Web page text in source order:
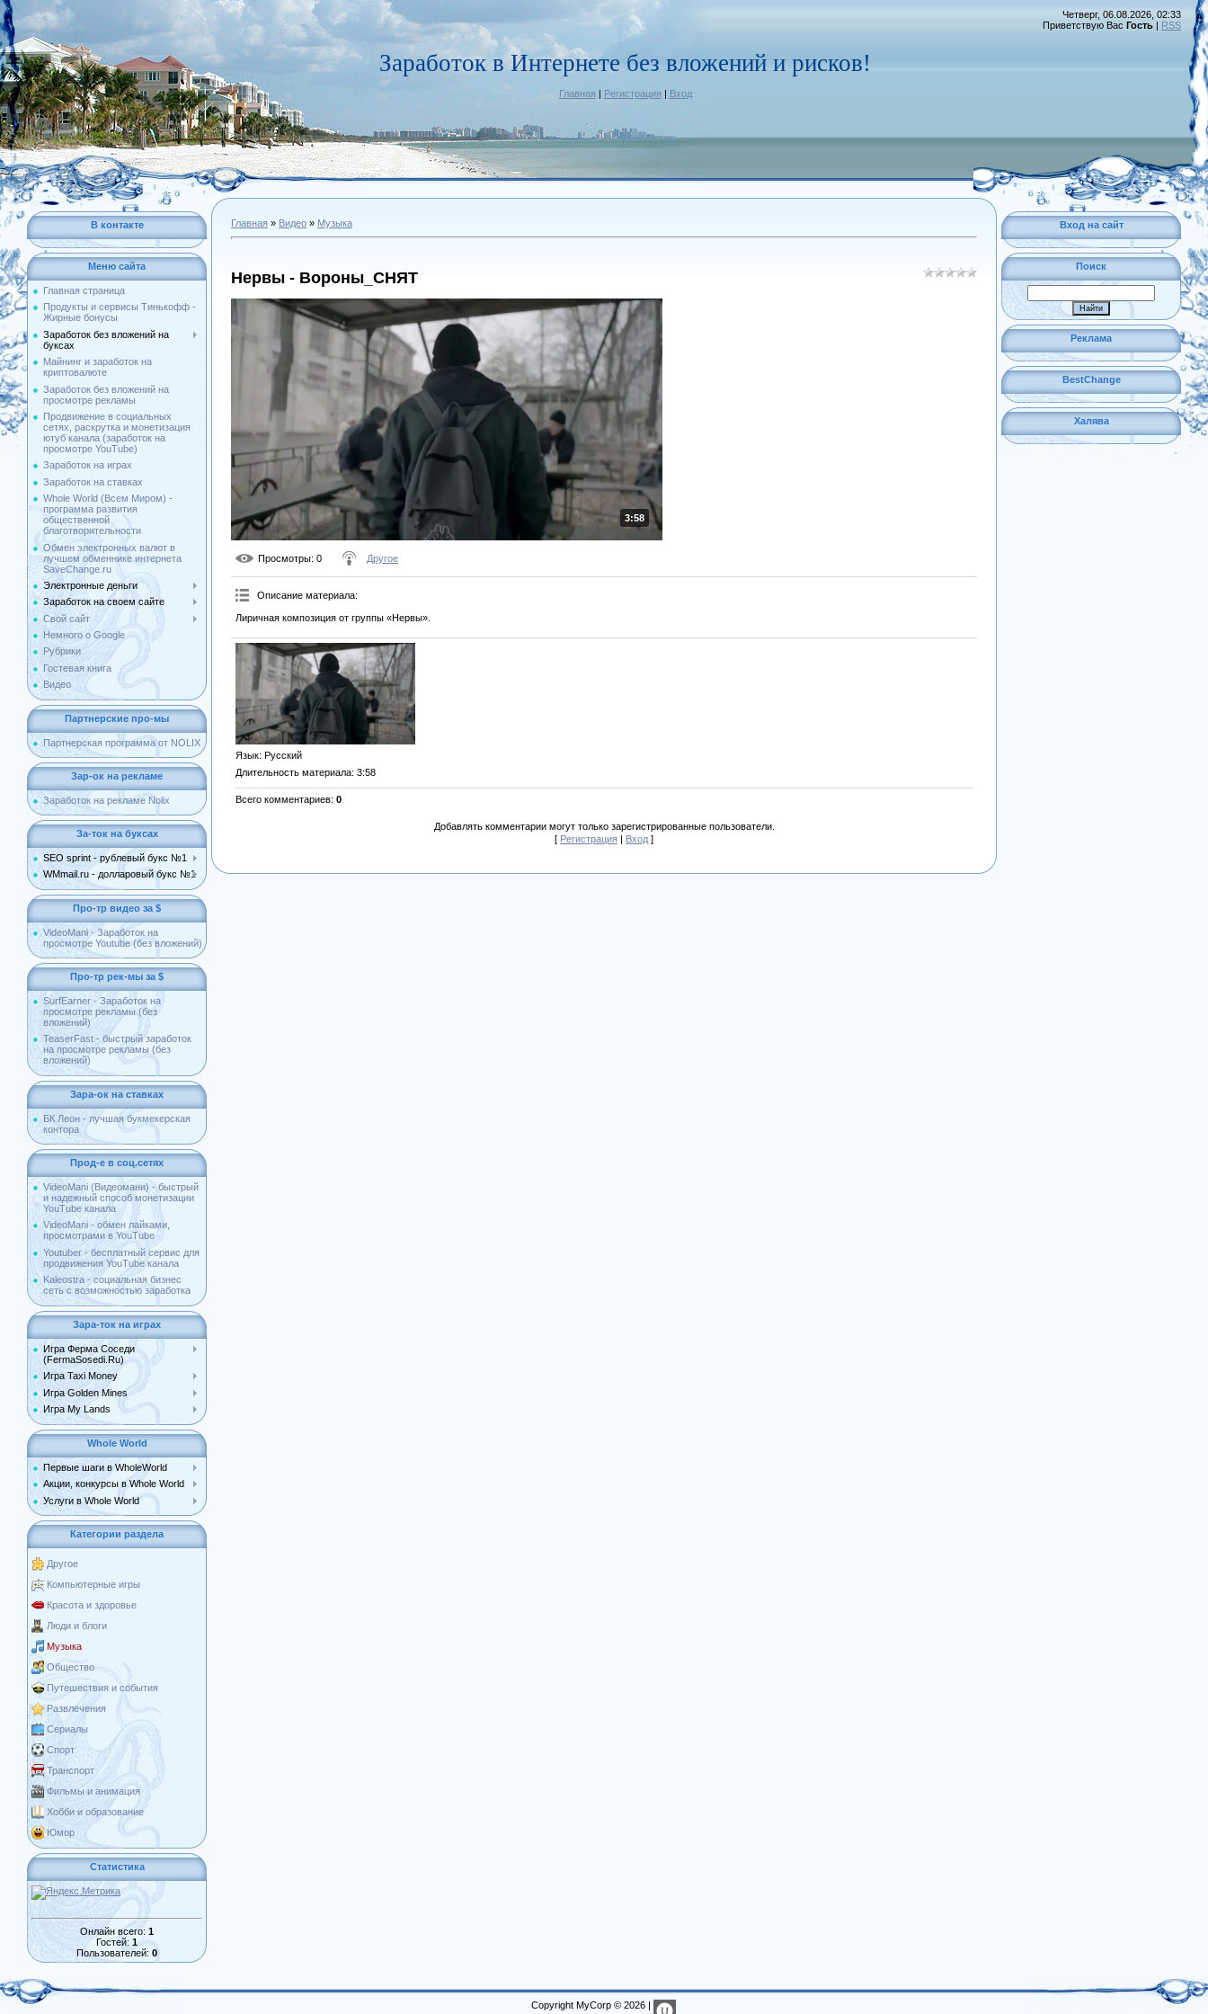
Заработок в Интернете без вложений и рисков!
Главная | Регистрация | Вход
Четверг, 06.08.2026, 02:33
Приветствую Вас Гость | RSS
В контакте
Меню сайта
Главная страница
Продукты и сервисы Тинькофф -
Жирные бонусы
Заработок без вложений на
буксах
Майнинг и заработок на
криптовалюте
Заработок без вложений на
просмотре рекламы
Продвижение в социальных
сетях, раскрутка и монетизация
ютуб канала (заработок на
просмотре YouTube)
Заработок на играх
Заработок на ставках
Whole World (Всем Миром) -
программа развития
общественной
благотворительности
Обмен электронных валют в
лучшем обменнике интернета
SaveChange.ru
Электронные деньги
Заработок на своем сайте
Свой сайт
Немного о Google
Рубрики
Гостевая книга
Видео
Партнерские про-мы
Партнерская программа от NOLIX
Зар-ок на рекламе
Заработок на рекламе Nolix
За-ток на буксах
SEO sprint - рублевый букс №1
WMmail.ru - долларовый букс №1
Про-тр видео за $
VideoMani - Заработок на
просмотре Youtube (без вложений)
Про-тр рек-мы за $
SurfEarner - Заработок на
просмотре рекламы (без
вложений)
TeaserFast - быстрый заработок
на просмотре рекламы (без
вложений)
Зара-ок на ставках
БК Леон - лучшая букмекерская
контора
Прод-е в соц.сетях
VideoMani (Видеомани) - быстрый
и надежный способ монетизации
YouTube канала
VideoMani - обмен лайками,
просмотрами в YouTube
Youtuber - бесплатный сервис для
продвижения YouTube канала
Kaleostra - социальная бизнес
сеть с возможностью заработка
Зара-ток на играх
Игра Ферма Соседи
(FermaSosedi.Ru)
Игра Taxi Money
Игра Golden Mines
Игра My Lands
Whole World
Первые шаги в WholeWorld
Акции, конкурсы в Whole World
Услуги в Whole World
Категории раздела
Другое
Компьютерные игры
Красота и здоровье
Люди и блоги
Музыка
Общество
Путешествия и события
Развлечения
Сериалы
Спорт
Транспорт
Фильмы и анимация
Хобби и образование
Юмор
Статистика
Онлайн всего: 1
Гостей: 1
Пользователей: 0
Главная » Видео » Музыка
Нервы - Вороны_СНЯТ
3:58
Просмотры: 0 Другое
Описание материала:
Лиричная композиция от группы «Нервы».
Язык: Русский
Длительность материала: 3:58
Всего комментариев: 0
Добавлять комментарии могут только зарегистрированные пользователи.
[ Регистрация | Вход ]
Вход на сайт
Поиск
Реклама
BestChange
Халява
Copyright MyCorp © 2026 |